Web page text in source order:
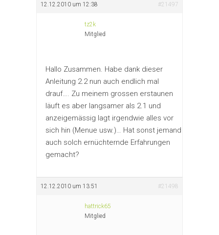
12.12.2010 um 12:38 #21497
tz2k
Mitglied
Hallo Zusammen. Habe dank dieser
Anleitung 2.2 nun auch endlich mal
drauf…. Zu meinem grossen erstaunen
läuft es aber langsamer als 2.1 und
anzeigemässig lagt irgendwie alles vor
sich hin (Menue usw.)… Hat sonst jemand
auch solch ernüchternde Erfahrungen
gemacht?
12.12.2010 um 13:51 #21498
hattrick65
Mitglied